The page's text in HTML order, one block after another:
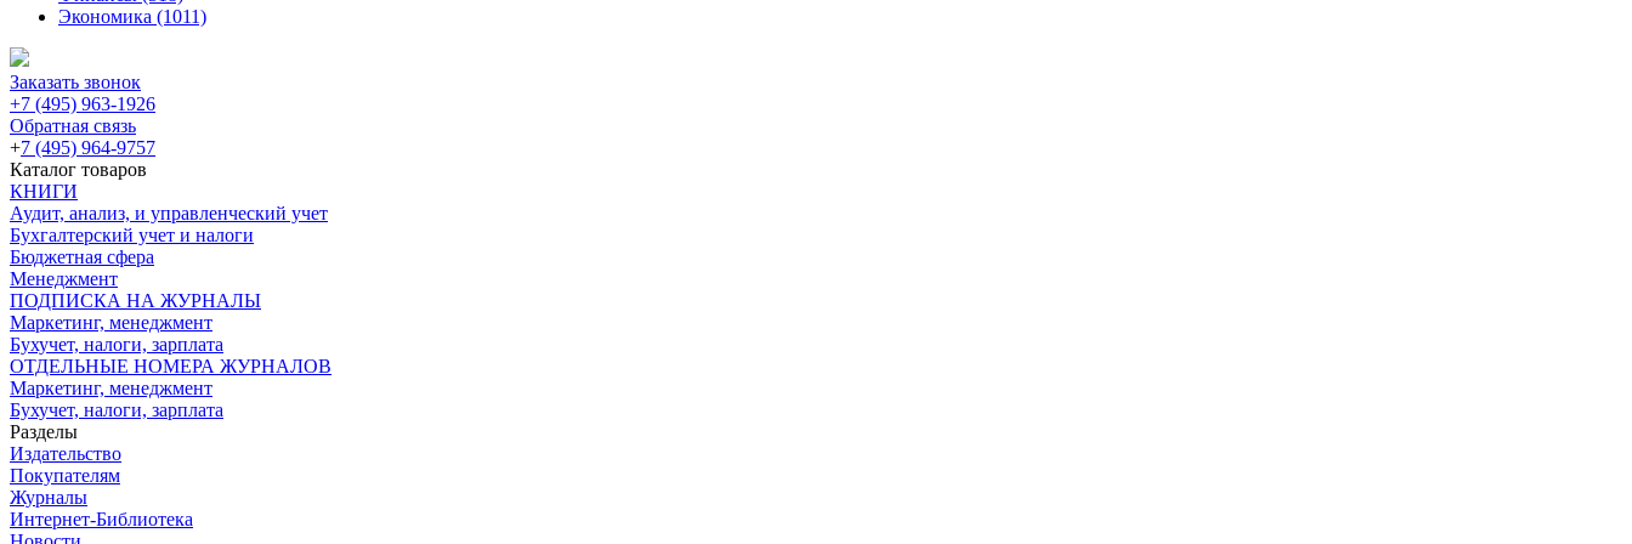
Экономика (1011)
Заказать звонок
+7 (495) 963-1926
Обратная связь
+7 (495) 964-9757
Каталог товаров
КНИГИ
Аудит, анализ, и управленческий учет
Бухгалтерский учет и налоги
Бюджетная сфера
Менеджмент
ПОДПИСКА НА ЖУРНАЛЫ
Маркетинг, менеджмент
Бухучет, налоги, зарплата
ОТДЕЛЬНЫЕ НОМЕРА ЖУРНАЛОВ
Маркетинг, менеджмент
Бухучет, налоги, зарплата
Разделы
Издательство
Покупателям
Журналы
Интернет-Библиотека